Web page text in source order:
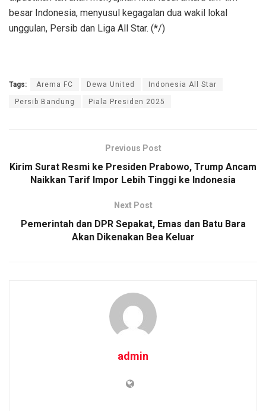
besar Indonesia, menyusul kegagalan dua wakil lokal
unggulan, Persib dan Liga All Star. (*/)
Tags: Arema FC Dewa United Indonesia All Star
Persib Bandung Piala Presiden 2025
Previous Post
‎Kirim Surat Resmi ke Presiden Prabowo, Trump Ancam
Naikkan Tarif Impor Lebih Tinggi ke Indonesia
Next Post
Pemerintah dan DPR Sepakat, Emas dan Batu Bara
Akan Dikenakan Bea Keluar
admin